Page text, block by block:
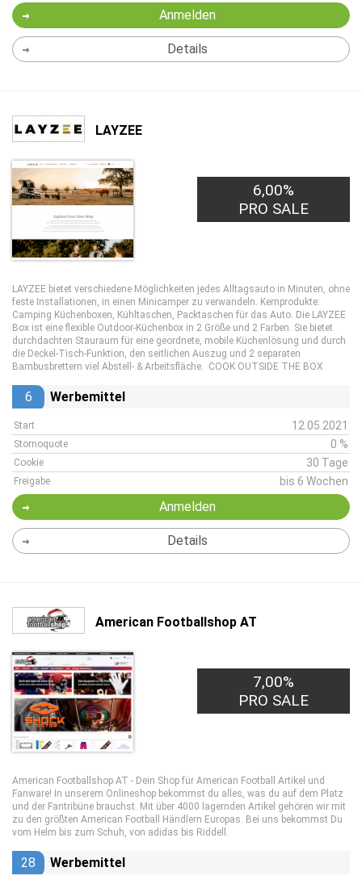
Anmelden
Details
LAYZEE
6,00%
PRO SALE
LAYZEE bietet verschiedene Möglichkeiten jedes Alltagsauto in Minuten, ohne
feste Installationen, in einen Minicamper zu verwandeln. Kernprodukte:
Camping Küchenboxen, Kühltaschen, Packtaschen für das Auto. Die LAYZEE
Box ist eine flexible Outdoor-Küchenbox in 2 Größe und 2 Farben. Sie bietet
durchdachten Stauraum für eine geordnete, mobile Küchenlösung und durch
die Deckel-Tisch-Funktion, den seitlichen Auszug und 2 separaten
Bambusbrettern viel Abstell- & Arbeitsfläche. COOK OUTSIDE THE BOX
6 Werbemittel
Start 12.05.2021
Stornoquote 0 %
Cookie 30 Tage
Freigabe bis 6 Wochen
Anmelden
Details
American Footballshop AT
7,00%
PRO SALE
American Footballshop AT - Dein Shop für American Football Artikel und
Fanware! In unserem Onlineshop bekommst du alles, was du auf dem Platz
und der Fantribüne brauchst. Mit über 4000 lagernden Artikel gehören wir mit
zu den größten American Football Händlern Europas. Bei uns bekommst Du
vom Helm bis zum Schuh, von adidas bis Riddell.
28 Werbemittel